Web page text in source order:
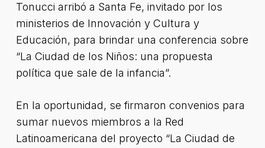
Tonucci arribó a Santa Fe, invitado por los
ministerios de Innovación y Cultura y
Educación, para brindar una conferencia sobre
“La Ciudad de los Niños: una propuesta
política que sale de la infancia”.
En la oportunidad, se firmaron convenios para
sumar nuevos miembros a la Red
Latinoamericana del proyecto “La Ciudad de